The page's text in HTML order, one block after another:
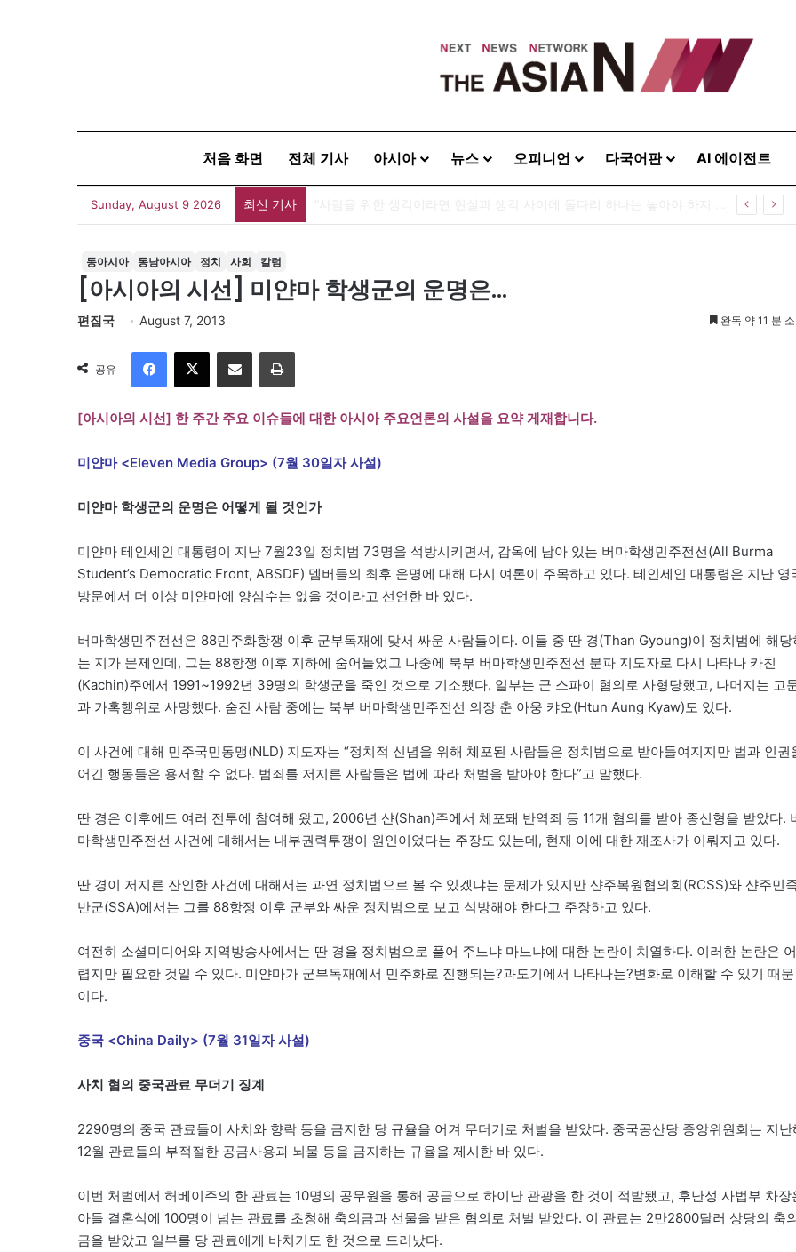
처음 화면 전체 기사 아시아 뉴스 오피니언 다국어판 AI 에이전트
Sunday, August 9 2026 최신 기사
동아시아 동남아시아 정치 사회 칼럼
[아시아의 시선] 미얀마 학생군의 운명은…
편집국 August 7, 2013 완독 약 11 분 소
공유
이메일
[아시아의 시선] 한 주간 주요 이슈들에 대한 아시아 주요언론의 사설을 요약 게재합니다.
미얀마 <Eleven Media Group> (7월 30일자 사설)
미얀마 학생군의 운명은 어떻게 될 것인가
미얀마 테인세인 대통령이 지난 7월23일 정치범 73명을 석방시키면서, 감옥에 남아 있는 버마학생민주전선(All Burma
Student’s Democratic Front, ABSDF) 멤버들의 최후 운명에 대해 다시 여론이 주목하고 있다. 테인세인 대통령은 지난 영
방문에서 더 이상 미얀마에 양심수는 없을 것이라고 선언한 바 있다.
버마학생민주전선은 88민주화항쟁 이후 군부독재에 맞서 싸운 사람들이다. 이들 중 딴 경(Than Gyoung)이 정치범에 해당
는 지가 문제인데, 그는 88항쟁 이후 지하에 숨어들었고 나중에 북부 버마학생민주전선 분파 지도자로 다시 나타나 카친
(Kachin)주에서 1991~1992년 39명의 학생군을 죽인 것으로 기소됐다. 일부는 군 스파이 혐의로 사형당했고, 나머지는 고
과 가혹행위로 사망했다. 숨진 사람 중에는 북부 버마학생민주전선 의장 춘 아웅 캬오(Htun Aung Kyaw)도 있다.
이 사건에 대해 민주국민동맹(NLD) 지도자는 “정치적 신념을 위해 체포된 사람들은 정치범으로 받아들여지지만 법과 인권
어긴 행동들은 용서할 수 없다. 범죄를 저지른 사람들은 법에 따라 처벌을 받아야 한다”고 말했다.
딴 경은 이후에도 여러 전투에 참여해 왔고, 2006년 샨(Shan)주에서 체포돼 반역죄 등 11개 혐의를 받아 종신형을 받았다.
마학생민주전선 사건에 대해서는 내부권력투쟁이 원인이었다는 주장도 있는데, 현재 이에 대한 재조사가 이뤄지고 있다.
딴 경이 저지른 잔인한 사건에 대해서는 과연 정치범으로 볼 수 있겠냐는 문제가 있지만 샨주복원협의회(RCSS)와 샨주민
반군(SSA)에서는 그를 88항쟁 이후 군부와 싸운 정치범으로 보고 석방해야 한다고 주장하고 있다.
여전히 소셜미디어와 지역방송사에서는 딴 경을 정치범으로 풀어 주느냐 마느냐에 대한 논란이 치열하다. 이러한 논란은 어
렵지만 필요한 것일 수 있다. 미얀마가 군부독재에서 민주화로 진행되는?과도기에서 나타나는?변화로 이해할 수 있기 때문
이다.
중국 <China Daily> (7월 31일자 사설)
사치 혐의 중국관료 무더기 징계
2290명의 중국 관료들이 사치와 향락 등을 금지한 당 규율을 어겨 무더기로 처벌을 받았다. 중국공산당 중앙위원회는 지난
12월 관료들의 부적절한 공금사용과 뇌물 등을 금지하는 규율을 제시한 바 있다.
이번 처벌에서 허베이주의 한 관료는 10명의 공무원을 통해 공금으로 하이난 관광을 한 것이 적발됐고, 후난성 사법부 차장
아들 결혼식에 100명이 넘는 관료를 초청해 축의금과 선물을 받은 혐의로 처벌 받았다. 이 관료는 2만2800달러 상당의 축
금을 받았고 일부를 당 관료에게 바치기도 한 것으로 드러났다.